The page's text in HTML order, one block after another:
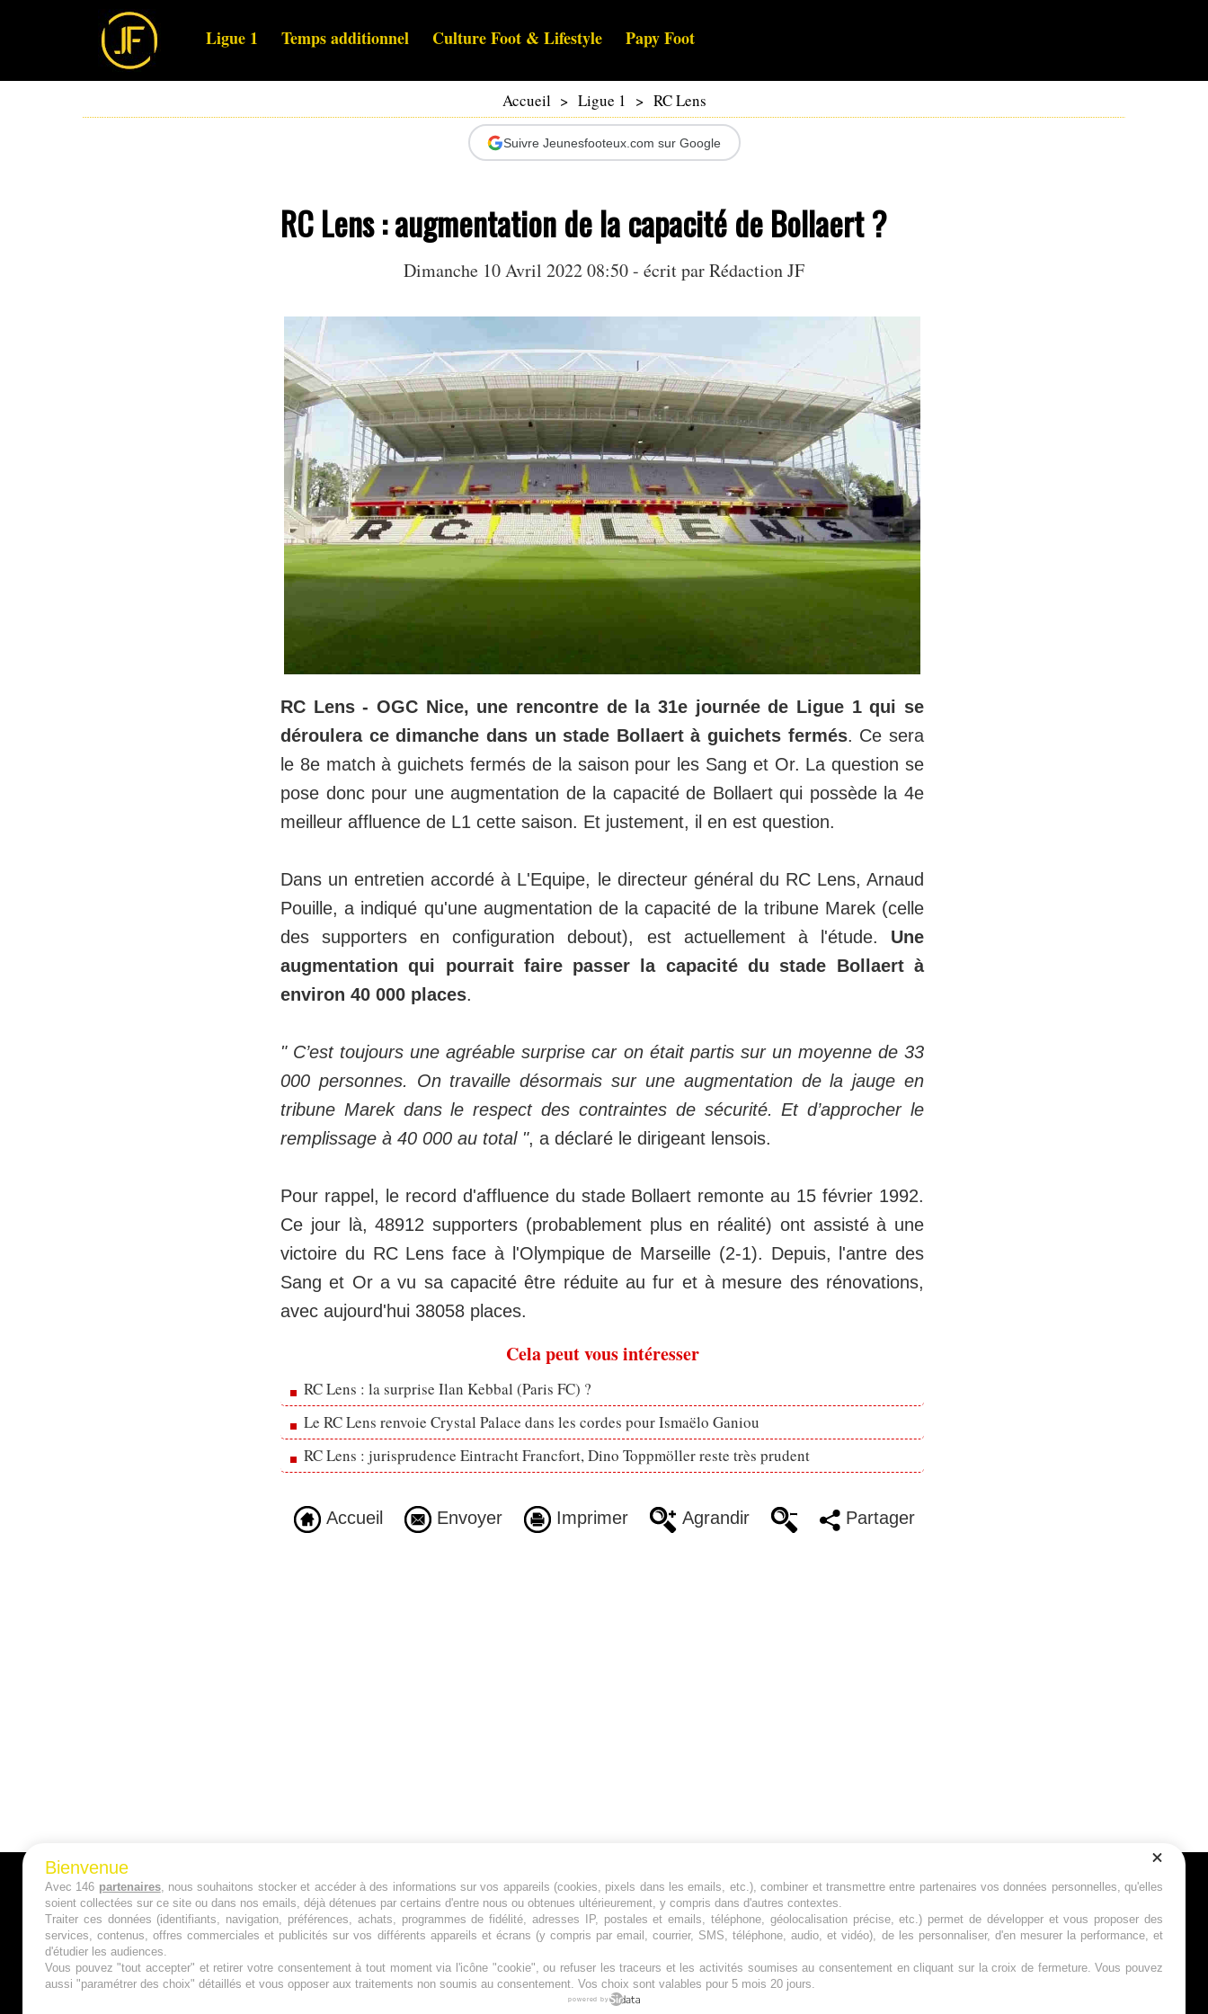
Ligue 1 Temps additionnel Culture Foot & Lifestyle Papy Foot
Accueil > Ligue 1 > RC Lens
Suivre Jeunesfooteux.com sur Google
RC Lens : augmentation de la capacité de Bollaert ?
Dimanche 10 Avril 2022 08:50 - écrit par Rédaction JF
RC Lens - OGC Nice, une rencontre de la 31e journée de Ligue 1 qui se
déroulera ce dimanche dans un stade Bollaert à guichets fermés. Ce sera
le 8e match à guichets fermés de la saison pour les Sang et Or. La question se
pose donc pour une augmentation de la capacité de Bollaert qui possède la 4e
meilleur affluence de L1 cette saison. Et justement, il en est question.
Dans un entretien accordé à L'Equipe, le directeur général du RC Lens, Arnaud
Pouille, a indiqué qu'une augmentation de la capacité de la tribune Marek (celle
des supporters en configuration debout), est actuellement à l'étude. Une
augmentation qui pourrait faire passer la capacité du stade Bollaert à
environ 40 000 places.
" C’est toujours une agréable surprise car on était partis sur un moyenne de 33
000 personnes. On travaille désormais sur une augmentation de la jauge en
tribune Marek dans le respect des contraintes de sécurité. Et d’approcher le
remplissage à 40 000 au total ", a déclaré le dirigeant lensois.
Pour rappel, le record d'affluence du stade Bollaert remonte au 15 février 1992.
Ce jour là, 48912 supporters (probablement plus en réalité) ont assisté à une
victoire du RC Lens face à l'Olympique de Marseille (2-1). Depuis, l'antre des
Sang et Or a vu sa capacité être réduite au fur et à mesure des rénovations,
avec aujourd'hui 38058 places.
Cela peut vous intéresser
RC Lens : la surprise Ilan Kebbal (Paris FC) ?
Le RC Lens renvoie Crystal Palace dans les cordes pour Ismaëlo Ganiou
RC Lens : jurisprudence Eintracht Francfort, Dino Toppmöller reste très prudent
Accueil Envoyer Imprimer Agrandir Partager
A PROPOS
Qui sommes nous ?
Mentions Légales
Jeunesfooteux est un média sportif qui traite
principalement de l'actualité de la Ligue 1 et
des grosses actualités de la Ligue 2 et du
Plan du site | Syndication |Powered by WM
Suivez-nous
Bienvenue
Avec 146 partenaires, nous souhaitons stocker et accéder à des informations sur vos appareils (cookies, pixels dans les emails, etc.), combiner et transmettre entre partenaires vos données personnelles, qu'elles
soient collectées sur ce site ou dans nos emails, déjà détenues par certains d'entre nous ou obtenues ultérieurement, y compris dans d'autres contextes.
Traiter ces données (identifiants, navigation, préférences, achats, programmes de fidélité, adresses IP, postales et emails, téléphone, géolocalisation précise, etc.) permet de développer et vous proposer des
services, contenus, offres commerciales et publicités sur vos différents appareils et écrans (y compris par email, courrier, SMS, téléphone, audio, et vidéo), de les personnaliser, d'en mesurer la performance, et
d'étudier les audiences.
Vous pouvez "tout accepter" et retirer votre consentement à tout moment via l'icône "cookie", ou refuser les traceurs et les activités soumises au consentement en cliquant sur la croix de fermeture. Vous pouvez
aussi "paramétrer des choix" détaillés et vous opposer aux traitements non soumis au consentement. Vos choix sont valables pour 5 mois 20 jours.
powered by